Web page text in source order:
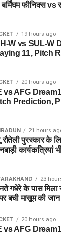
फीनिक्स vs
19 hours ago
W vs SUL-W
11, Pitch
20 hours ago
vs AFG
Prediction,
21 hours
रौतेली पुरस्कार के
कार्यकत्रियां
23
गधेरे के पास मिला
बची मासूम की जान
20 hours ago
vs AFG